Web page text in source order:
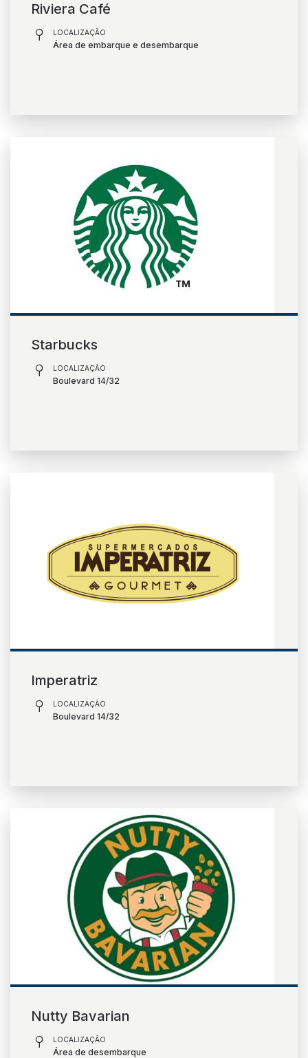
Riviera Café
LOCALIZAÇÃO
Área de embarque e desembarque
Starbucks
LOCALIZAÇÃO
Boulevard 14/32
Imperatriz
LOCALIZAÇÃO
Boulevard 14/32
Nutty Bavarian
LOCALIZAÇÃO
Área de desembarque